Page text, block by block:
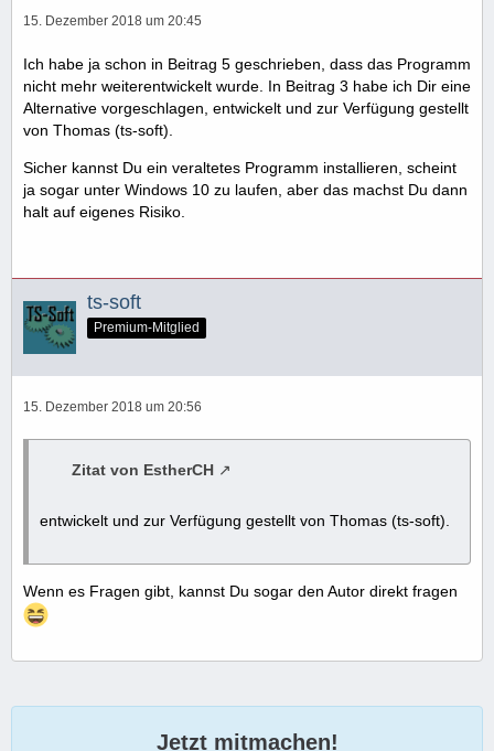
15. Dezember 2018 um 20:45
Ich habe ja schon in Beitrag 5 geschrieben, dass das Programm
nicht mehr weiterentwickelt wurde. In Beitrag 3 habe ich Dir eine
Alternative vorgeschlagen, entwickelt und zur Verfügung gestellt
von Thomas (ts-soft).
Sicher kannst Du ein veraltetes Programm installieren, scheint
ja sogar unter Windows 10 zu laufen, aber das machst Du dann
halt auf eigenes Risiko.
ts-soft
Premium-Mitglied
15. Dezember 2018 um 20:56
Zitat von EstherCH
entwickelt und zur Verfügung gestellt von Thomas (ts-soft).
Wenn es Fragen gibt, kannst Du sogar den Autor direkt fragen
Jetzt mitmachen!